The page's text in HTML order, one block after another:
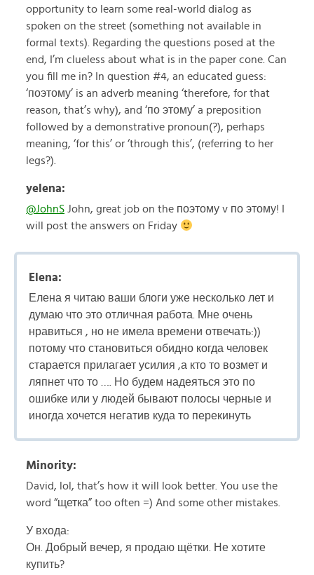
opportunity to learn some real-world dialog as
spoken on the street (something not available in
formal texts). Regarding the questions posed at the
end, I’m clueless about what is in the paper cone. Can
you fill me in? In question #4, an educated guess:
‘поэтому’ is an adverb meaning ‘therefore, for that
reason, that’s why), and ‘по этому’ a preposition
followed by a demonstrative pronoun(?), perhaps
meaning, ‘for this’ or ‘through this’, (referring to her
legs?).
yelena:
@JohnS John, great job on the поэтому v по этому! I
will post the answers on Friday
Elena:
Елена я читаю ваши блоги уже несколько лет и
думаю что это отличная работа. Мне очень
нравиться , но не имела времени отвечать:))
потому что становиться обидно когда человек
старается прилагает усилия ,а кто то возмет и
ляпнет что то …. Но будем надеяться это по
ошибке или у людей бывают полосы черные и
иногда хочется негатив куда то перекинуть
Minority:
David, lol, that’s how it will look better. You use the
word “щетка” too often =) And some other mistakes.
У входа:
Он. Добрый вечер, я продаю щётки. Не хотите
купить?